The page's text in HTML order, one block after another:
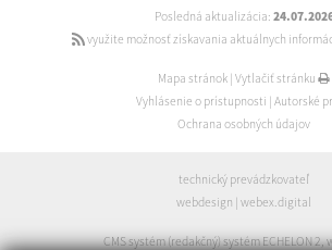
Posledná aktualizácia:
využite možnosť získavania aktuálnych
Mapa stránok Vytlačiť stránku
Vyhlásenie o prístupnosti Autorské
Ochrana osobných údajov
technický prevádzkovateľ
webdesign webex.digital
CMS systém (redakčný) systém ECHELON 2,